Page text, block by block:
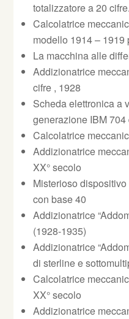
totalizzatore a 20
Calcolatrice
modello 1914 – 1919
La macchina alle
Addizionatrice
cifre , 1928
Scheda elettronica a
generazione IBM 704
Calcolatrice
Addizionatrice
XX° secolo
Misterioso
con base 40
Addizionatrice
(1928-1935)
Addizionatrice
di sterline e
Calcolatrice
XX° secolo
Addizionatrice